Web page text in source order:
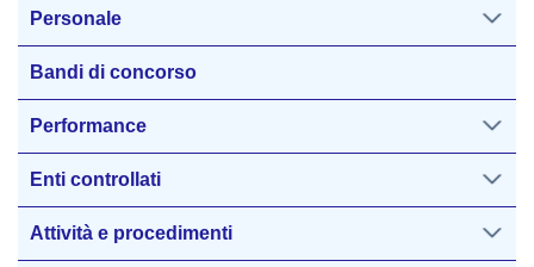
Personale
Bandi di concorso
Performance
Enti controllati
Attività e procedimenti